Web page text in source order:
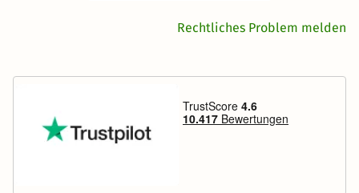
Rechtliches Problem melden